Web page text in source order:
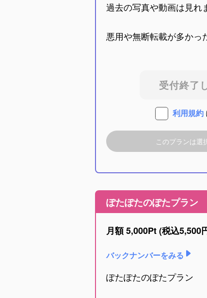
過去の写真や動画は見れ
悪用や無断転載が多かっ
受付終了
利用規約
このプランは選
ぽたぽたのぽたプラン
月額5,000Pt(税込5,500
バックナンバーをみる
ぽたぽたのぽたプラン